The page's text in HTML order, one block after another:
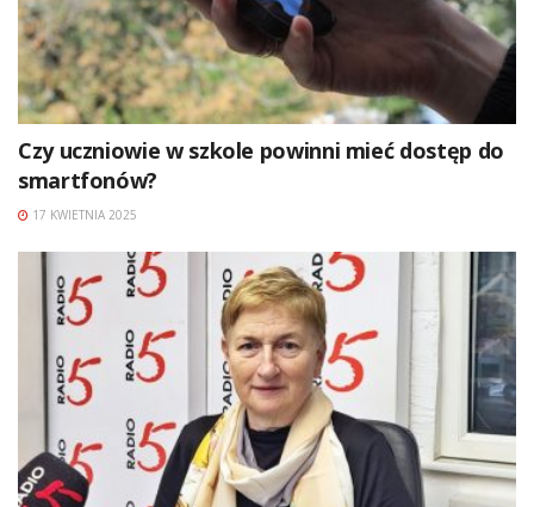
Czy uczniowie w szkole powinni mieć dostęp do
smartfonów?
17 KWIETNIA 2025